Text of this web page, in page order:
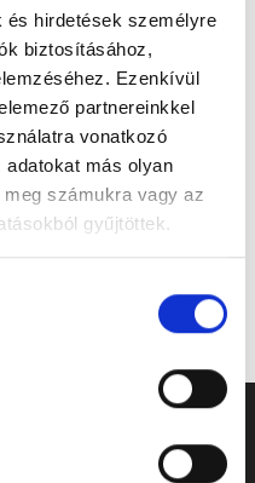
és hirdetések személyre
biztosításához,
Ezenkívül
partnereinkkel
vonatkozó
más olyan
számukra vagy az
gyűjtöttek.
részeként módosul
3–8. között,
az ügyfeleket.